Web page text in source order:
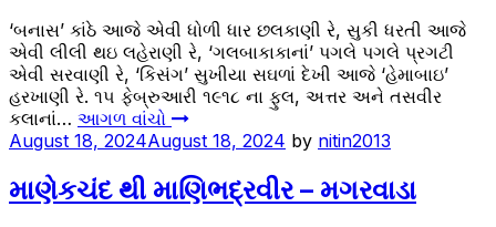
‘બનાસ’ કાંઠે આજે એવી ધોળી ધાર છલકાણી રે, સુકી ધરતી આજે
એવી લીલી થઇ લહેરાણી રે, ‘ગલબાકાકાનાં’ પગલે પગલે પ્રગટી
એવી સરવાણી રે, ‘કિસંગ’ સુખીયા સઘળાં દેખી આજે ‘હેમાબાઇ’
હરખાણી રે. ૧૫ ફેબ્રુઆરી ૧૯૧૮ ના ફુલ, અત્તર અને તસવીર
કલાનાં… આગળ વાંચો
August 18, 2024August 18, 2024 by nitin2013
માણેકચંદ થી માણિભદ્રવીર – મગરવાડા